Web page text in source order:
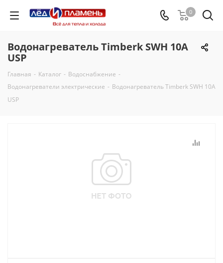
0
Водонагреватель Timberk SWH 10A
USP
Главная - Каталог - Водоснабжение -
Водонагреватели электрические - Водонагреватель Timberk SWH 10A
USP